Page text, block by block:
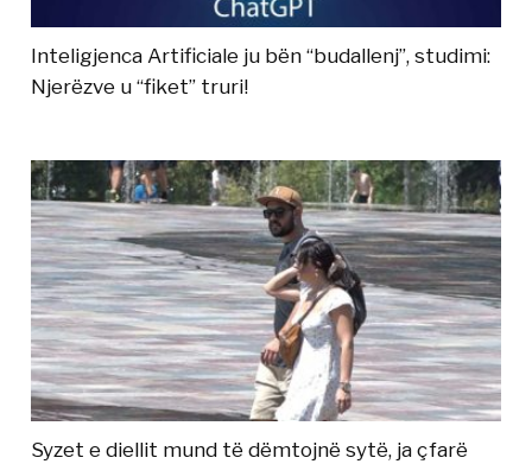
Inteligjenca Artificiale ju bën “budallenj”, studimi:
Njerëzve u “fiket” truri!
Syzet e diellit mund të dëmtojnë sytë, ja çfarë